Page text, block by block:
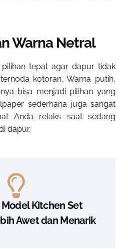
Warna Netral
tepat agar dapur tidak
kotoran. Warna putih,
bisa menjadi pilihan yang
sederhana juga sangat
Anda relaks saat sedang
dapur.
Model Kitchen Set
Awet dan Menarik